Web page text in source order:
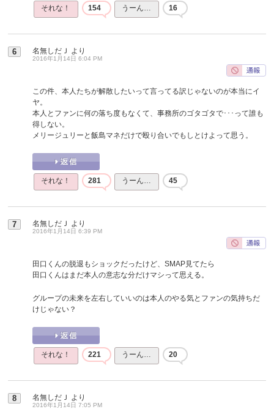
それな！ 154 うーん… 16
6 名無しだＪ より
2016年1月14日 6:04 PM
この件、本人たちが解散したいって言ってる訳じゃないのが本当にイ
ヤ。
本人とファンに何の落ち度もなくて、事務所のゴタゴタで･･･って誰も
得しない。
メリージュリーと飯島マネだけで殴り合いでもしとけよって思う。
それな！ 281 うーん… 45
7 名無しだＪ より
2016年1月14日 6:39 PM
田口くんの脱退もショックだったけど、SMAP見てたら
田口くんはまだ本人の意志な分だけマシって思える。
グループの未来を左右していいのは本人のやる気とファンの気持ちだ
けじゃない？
それな！ 221 うーん… 20
8 名無しだＪ より
2016年1月14日 7:05 PM